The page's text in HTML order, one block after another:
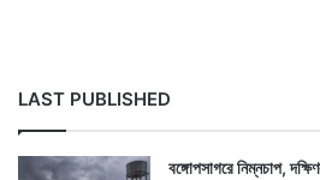
LAST PUBLISHED
বঙ্গোপসাগরে নিম্নচাপ,